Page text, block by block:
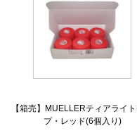
【箱売】MUELLERティアライ
プ・レッド(6個入り)